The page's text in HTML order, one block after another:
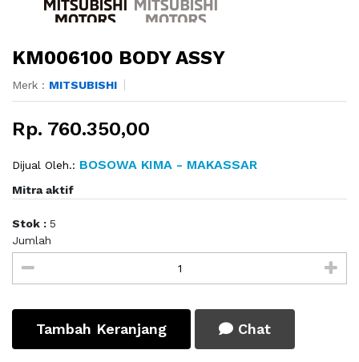
KM006100 BODY ASSY
Merk : MITSUBISHI
Rp. 760.350,00
Dijual Oleh.: BOSOWA KIMA - MAKASSAR
Mitra aktif
Stok : 5
Jumlah
Tambah Keranjang Chat